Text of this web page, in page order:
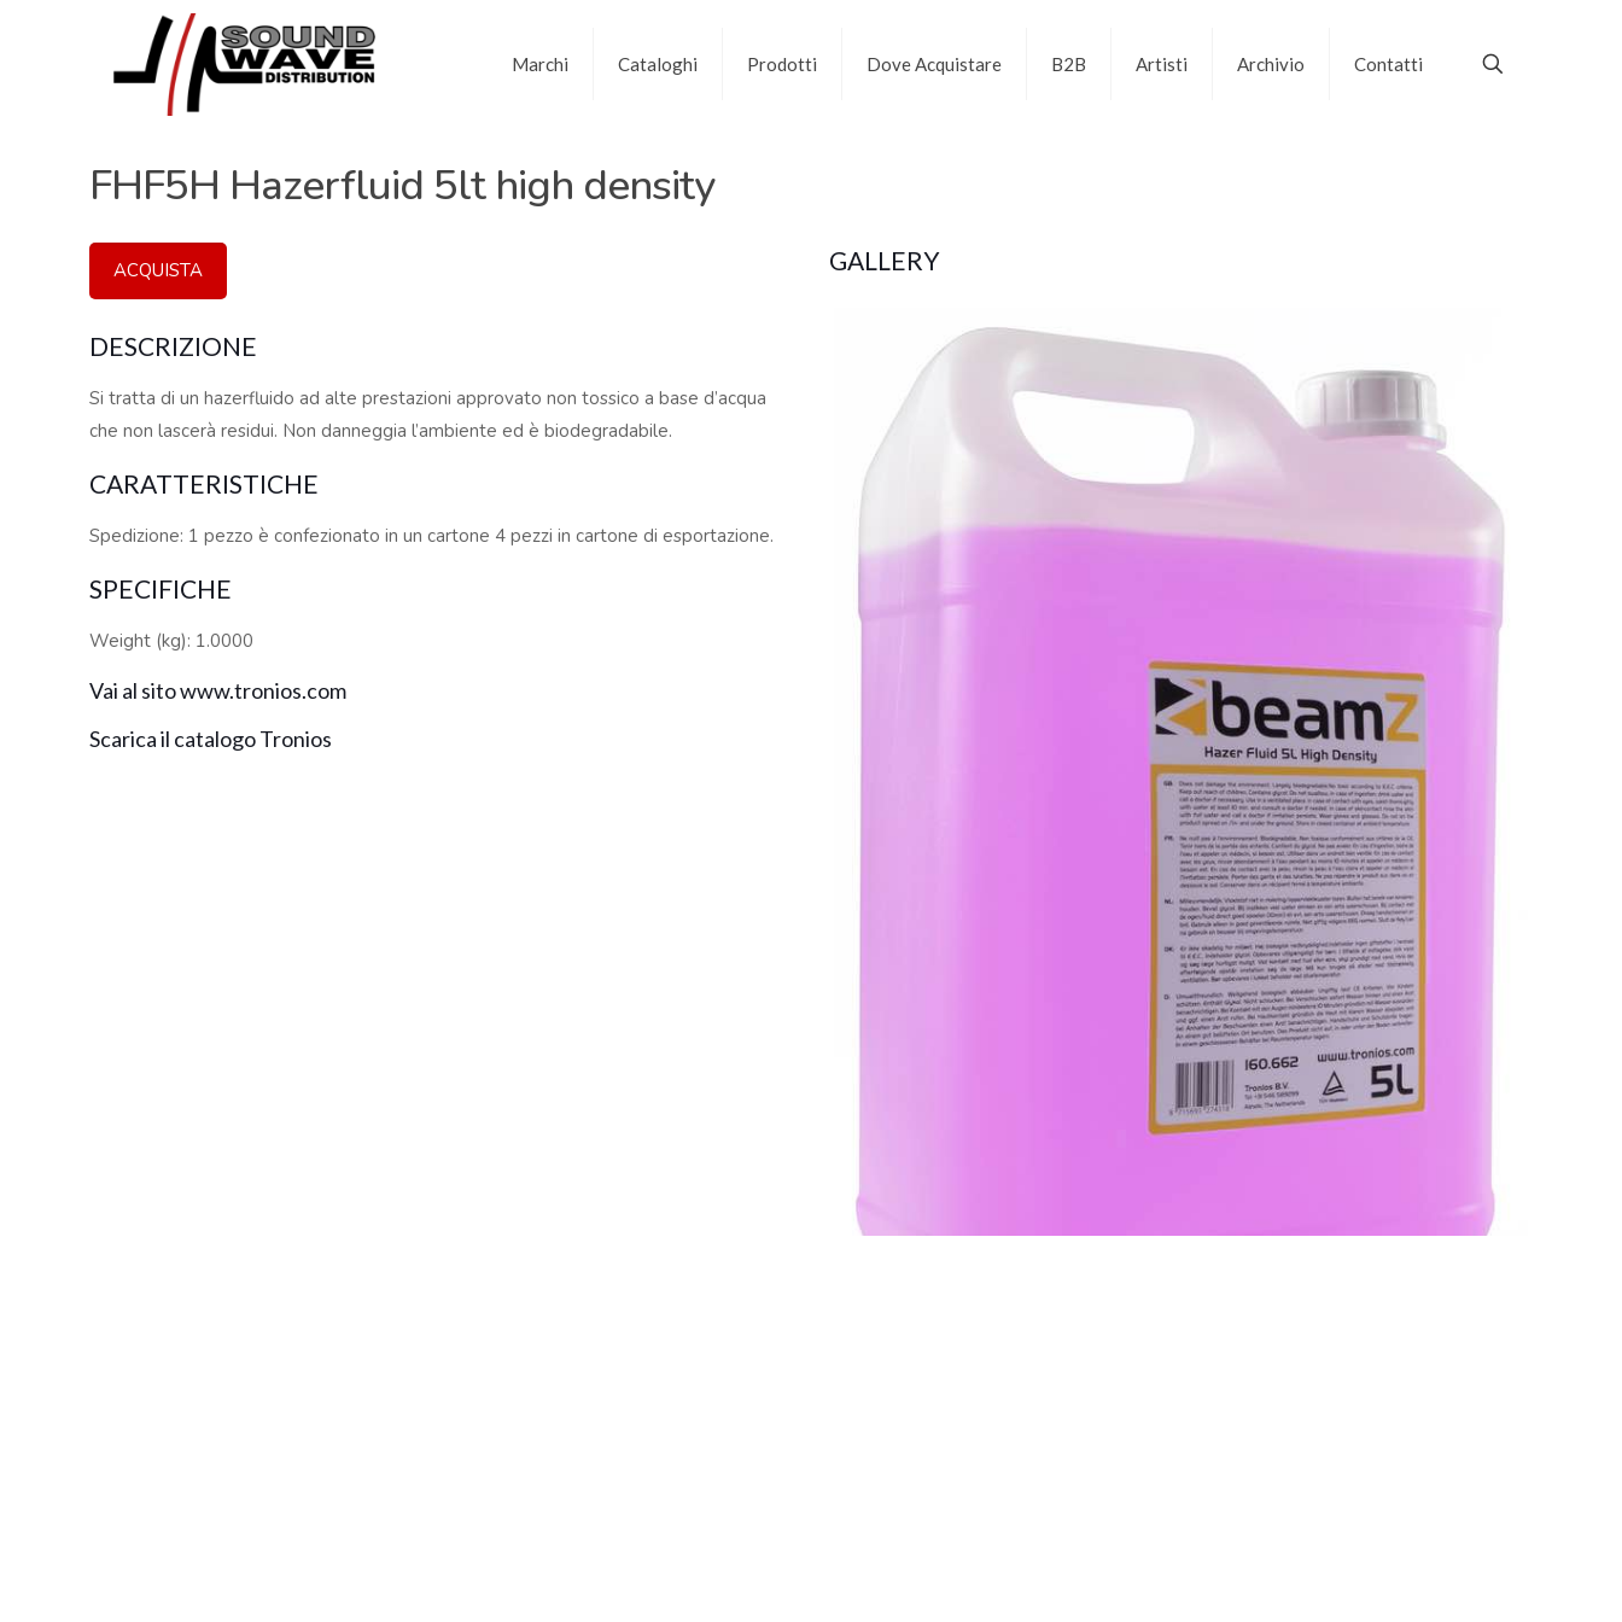
Marchi Cataloghi Prodotti Dove Acquistare B2B Artisti Archivio Contatti
FHF5H Hazerfluid 5lt high density
ACQUISTA
DESCRIZIONE
Si tratta di un hazerfluido ad alte prestazioni approvato non tossico a base d’acqua
che non lascerà residui. Non danneggia l’ambiente ed è biodegradabile.
CARATTERISTICHE
Spedizione: 1 pezzo è confezionato in un cartone 4 pezzi in cartone di esportazione.
SPECIFICHE
Weight (kg): 1.0000
Vai al sito www.tronios.com
Scarica il catalogo Tronios
GALLERY
| Tutti i marchi, i prodotti e i nomi presentati in questo sito sono registrati dai legittimi
proprietari. Nomi e caratteristiche sono citati solamente al fine descrittivo e possono variare senza obbligo di preavviso, quindi riferirsi sempre ai siti web dei rispettivi